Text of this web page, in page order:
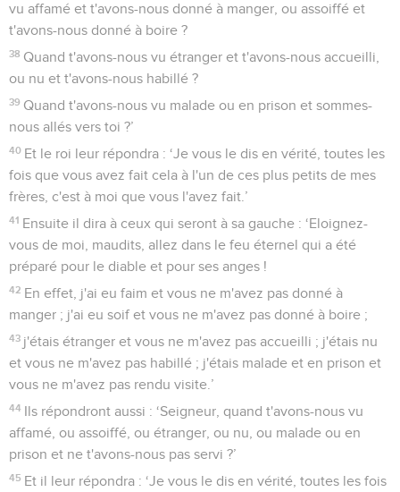
vu affamé et t'avons-nous donné à manger, ou assoiffé et
t'avons-nous donné à boire ?
38 Quand t'avons-nous vu étranger et t'avons-nous accueilli,
ou nu et t'avons-nous habillé ?
39 Quand t'avons-nous vu malade ou en prison et sommes-
nous allés vers toi ?’
40 Et le roi leur répondra : ‘Je vous le dis en vérité, toutes les
fois que vous avez fait cela à l'un de ces plus petits de mes
frères, c'est à moi que vous l'avez fait.’
41 Ensuite il dira à ceux qui seront à sa gauche : ‘Eloignez-
vous de moi, maudits, allez dans le feu éternel qui a été
préparé pour le diable et pour ses anges !
42 En effet, j'ai eu faim et vous ne m'avez pas donné à
manger ; j'ai eu soif et vous ne m'avez pas donné à boire ;
43 j'étais étranger et vous ne m'avez pas accueilli ; j'étais nu
et vous ne m'avez pas habillé ; j'étais malade et en prison et
vous ne m'avez pas rendu visite.’
44 Ils répondront aussi : ‘Seigneur, quand t'avons-nous vu
affamé, ou assoiffé, ou étranger, ou nu, ou malade ou en
prison et ne t'avons-nous pas servi ?’
45 Et il leur répondra : ‘Je vous le dis en vérité, toutes les fois